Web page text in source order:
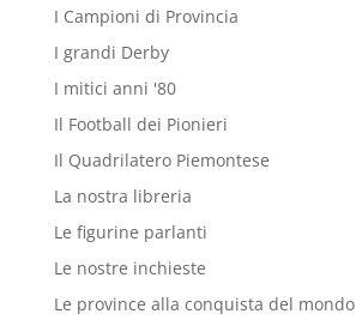
I Campioni di Provincia
I grandi Derby
I mitici anni '80
Il Football dei Pionieri
Il Quadrilatero Piemontese
La nostra libreria
Le figurine parlanti
Le nostre inchieste
Le province alla conquista del mondo